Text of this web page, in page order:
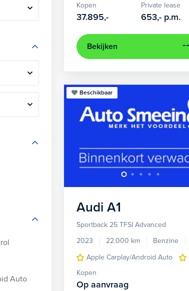
Auto
Kopen
37.895,-
Private lease
653,- p.m.
Bekijken
Beschikbaar
Audi A1
Sportback 25 TFSI Advanced
2023
22.000 km Benzine
Apple Carplay/Android Auto
Kopen
Op aanvraag